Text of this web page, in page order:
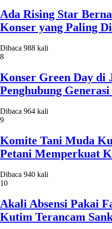
Ada Rising Star
Konser yang Paling
Dibaca 988 kali
8
Konser Green Day di
Penghubung
Dibaca 964 kali
9
Komite Tani Muda
Petani Memperkuat
Dibaca 940 kali
10
Akali Absensi Pakai
Kutim Terancam